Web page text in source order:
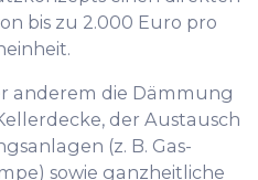
bis zu 2.000 Euro pro
anderem die Dämmung
der Austausch
(z. B. Gas-
sowie ganzheitliche